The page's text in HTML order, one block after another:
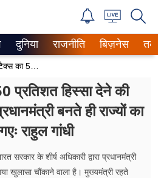
दुनिया राजनीति बिज़नेस
प्रतिशत हिस्सा देने की
बनते ही राज्यों का
राहुल गांधी
सरकार के शीर्ष अधिकारी द्वारा प्रधानमंत्री
गया खुलासा चौंकाने वाला है। मुख्यमंत्री रहते